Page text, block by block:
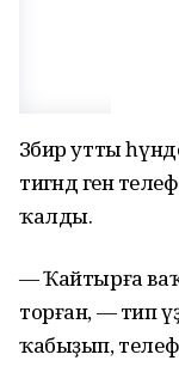
Зәбир утты
тигәндә генә
ҡалды.
— Ҡайтырға
торған, — тип
ҡабыҙып,